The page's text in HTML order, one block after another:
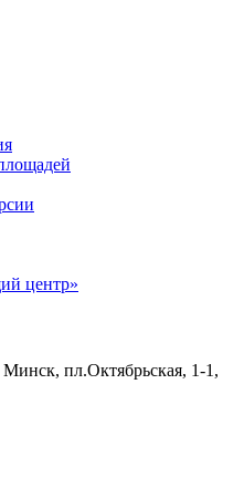
центр»
Минск, пл.Октябрьская, 1-1,